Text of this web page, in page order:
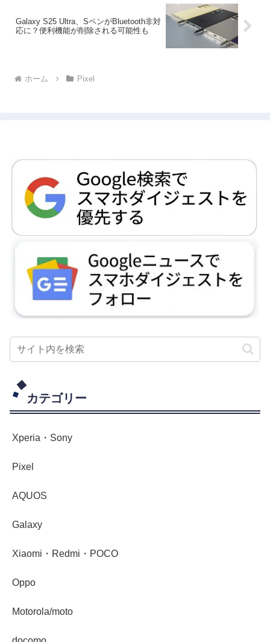
Galaxy S25 Ultra、SペンがBluetooth非対
応に？便利機能が削除される可能性も
ホーム Pixel
カテゴリー
Xperia・Sony
Pixel
AQUOS
Galaxy
Xiaomi・Redmi・POCO
Oppo
Motorola/moto